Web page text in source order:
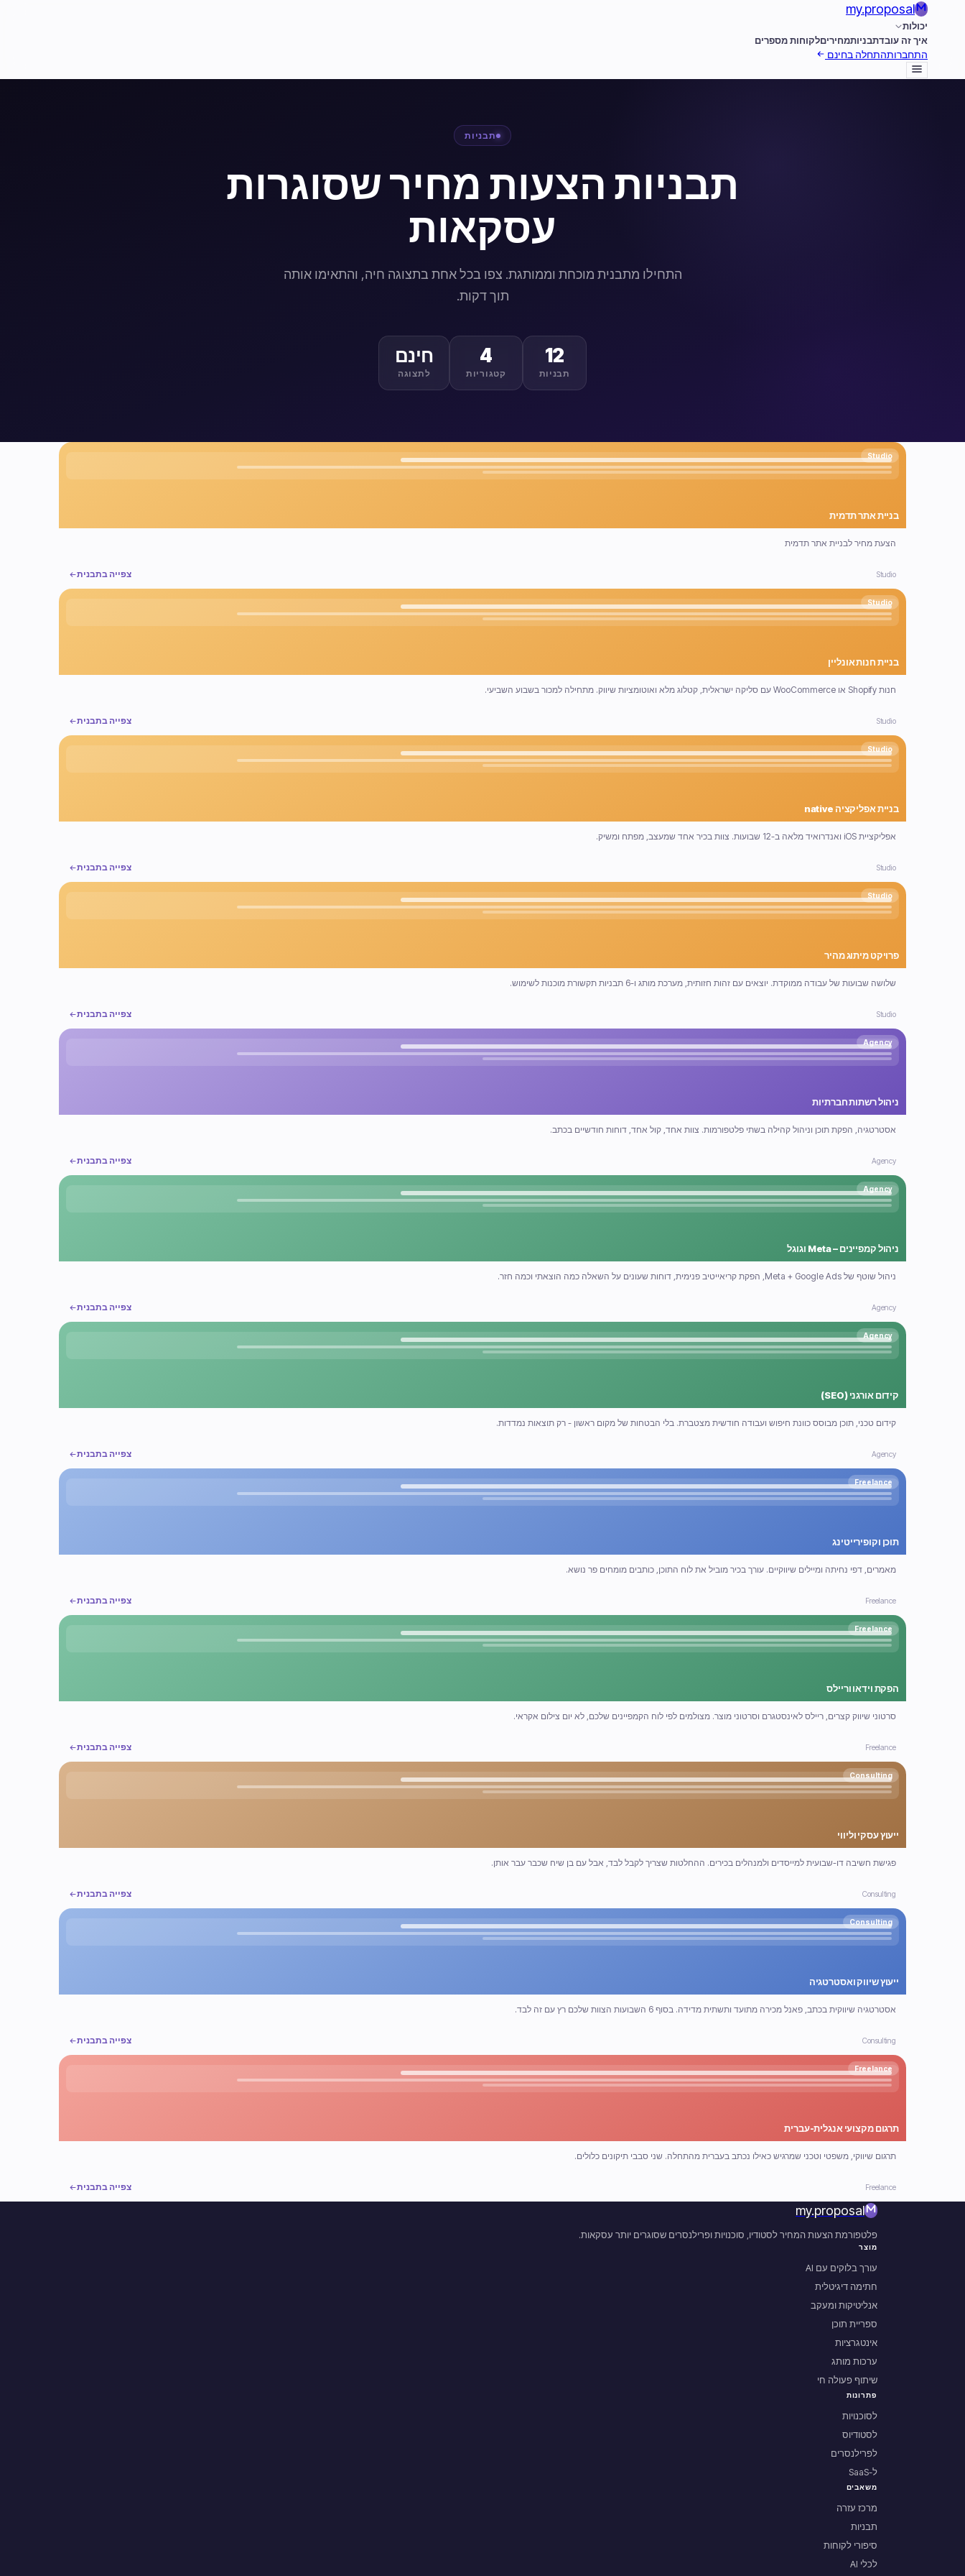
my.proposal
יכולות
איך זה עובדתבניותמחיריםלקוחות מספרים
התחברותהתחלה בחינם
תבניות
תבניות הצעות מחיר שסוגרות
עסקאות
התחילו מתבנית מוכחת וממותגת. צפו בכל אחת בתצוגה חיה, והתאימו אותה
תוך דקות.
12
תבניות
4
קטגוריות
חינם
לתצוגה
Studio
בניית אתר תדמית
הצעת מחיר לבניית אתר תדמית
Studio צפייה בתבנית
Studio
בניית חנות אונליין
חנות Shopify או WooCommerce עם סליקה ישראלית, קטלוג מלא ואוטומציות שיווק. מתחילה למכור בשבוע השביעי.
Studio צפייה בתבנית
Studio
בניית אפליקציה native
אפליקציית iOS ואנדרואיד מלאה ב-12 שבועות. צוות בכיר אחד שמעצב, מפתח ומשיק.
Studio צפייה בתבנית
Studio
פרויקט מיתוג מהיר
שלושה שבועות של עבודה ממוקדת. יוצאים עם זהות חזותית, מערכת מותג ו-6 תבניות תקשורת מוכנות לשימוש.
Studio צפייה בתבנית
Agency
ניהול רשתות חברתיות
אסטרטגיה, הפקת תוכן וניהול קהילה בשתי פלטפורמות. צוות אחד, קול אחד, דוחות חודשיים בכתב.
Agency צפייה בתבנית
Agency
ניהול קמפיינים – Meta וגוגל
ניהול שוטף של Meta + Google Ads, הפקת קריאייטיב פנימית, דוחות שעונים על השאלה כמה הוצאתי וכמה חזר.
Agency צפייה בתבנית
Agency
קידום אורגני (SEO)
קידום טכני, תוכן מבוסס כוונת חיפוש ועבודה חודשית מצטברת. בלי הבטחות של מקום ראשון - רק תוצאות נמדדות.
Agency צפייה בתבנית
Freelance
תוכן וקופירייטינג
מאמרים, דפי נחיתה ומיילים שיווקיים. עורך בכיר מוביל את לוח התוכן, כותבים מומחים פר נושא.
Freelance צפייה בתבנית
Freelance
הפקת וידאו וריילס
סרטוני שיווק קצרים, ריילס לאינסטגרם וסרטוני מוצר. מצולמים לפי לוח הקמפיינים שלכם, לא יום צילום אקראי.
Freelance צפייה בתבנית
Consulting
ייעוץ עסקי וליווי
פגישת חשיבה דו-שבועית למייסדים ולמנהלים בכירים. ההחלטות שצריך לקבל לבד, אבל עם בן שיח שכבר עבר אותן.
Consulting צפייה בתבנית
Consulting
ייעוץ שיווק ואסטרטגיה
אסטרטגיה שיווקית בכתב, פאנל מכירה מתועד ותשתית מדידה. בסוף 6 השבועות הצוות שלכם רץ עם זה לבד.
Consulting צפייה בתבנית
Freelance
תרגום מקצועי אנגלית-עברית
תרגום שיווקי, משפטי וטכני שמרגיש כאילו נכתב בעברית מהתחלה. שני סבבי תיקונים כלולים.
Freelance צפייה בתבנית
my.proposal
פלטפורמת הצעות המחיר לסטודיו, סוכנויות ופרילנסרים שסוגרים יותר עסקאות.
מוצר
עורך בלוקים עם AI
חתימה דיגיטלית
אנליטיקות ומעקב
ספריית תוכן
אינטגרציות
ערכות מותג
שיתוף פעולה חי
פתרונות
לסוכנויות
לסטודיוס
לפרילנסרים
ל-SaaS
משאבים
מרכז עזרה
תבניות
סיפורי לקוחות
לכלי AI